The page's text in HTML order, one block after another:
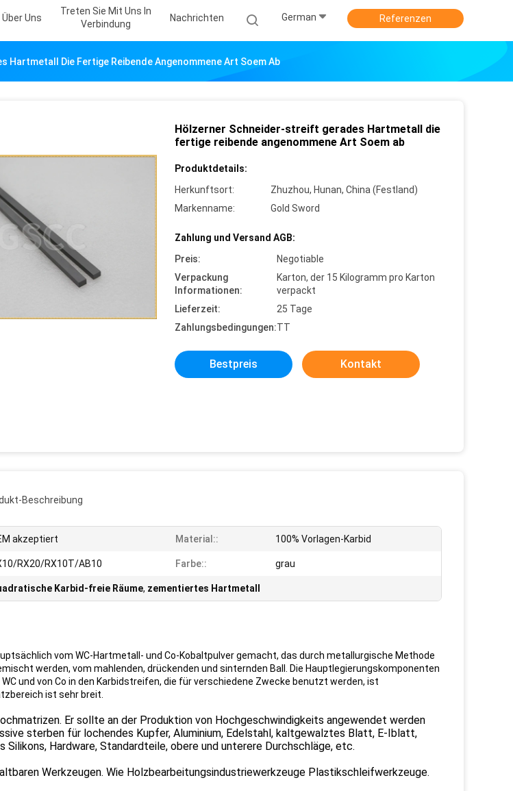
Über Uns
Treten Sie Mit Uns In
Verbindung
Nachrichten German Referenzen
Die Fertige Reibende Angenommene Art Soem Ab
Hölzerner Schneider-streift gerades Hartmetall die
fertige reibende angenommene Art Soem ab
Produktdetails:
Herkunftsort:
Zhuzhou, Hunan, China (Festland)
Markenname:
Gold Sword
Zahlung und Versand AGB:
Preis:
Negotiable
Verpackung
Informationen:
Karton, der 15 Kilogramm pro Karton
verpackt
Lieferzeit:
25 Tage
Zahlungsbedingungen:TT
Bestpreis Kontakt
Beschreibung
akzeptiert Material:: 100% Vorlagen-Karbid
RX20/RX10T/AB10 Farbe:: grau
Karbid-freie Räume, zementiertes Hartmetall
vom WC-Hartmetall- und Co-Kobaltpulver gemacht, das durch metallurgische Methode
werden, vom mahlenden, drückenden und sinternden Ball. Die Hauptlegierungskomponenten
WC und von Co in den Karbidstreifen, die für verschiedene Zwecke benutzt werden, ist
ist sehr breit.
Er sollte an der Produktion von Hochgeschwindigkeits angewendet werden
sterben für lochendes Kupfer, Aluminium, Edelstahl, kaltgewalztes Blatt, E-Iblatt,
Silikons, Hardware, Standardteile, obere und unterere Durchschläge, etc.
Werkzeugen. Wie Holzbearbeitungsindustriewerkzeuge Plastikschleifwerkzeuge.